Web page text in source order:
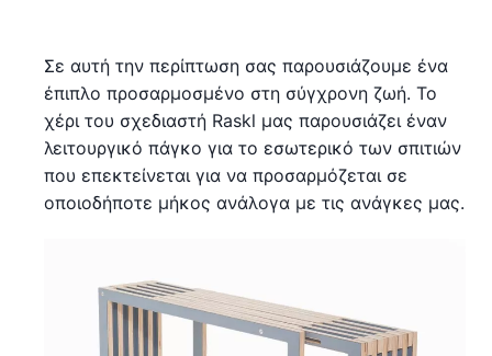
Σε αυτή την περίπτωση σας παρουσιάζουμε ένα
έπιπλο προσαρμοσμένο στη σύγχρονη ζωή. Το
χέρι του σχεδιαστή Raskl μας παρουσιάζει έναν
λειτουργικό πάγκο για το εσωτερικό των σπιτιών
που επεκτείνεται για να προσαρμόζεται σε
οποιοδήποτε μήκος ανάλογα με τις ανάγκες μας.